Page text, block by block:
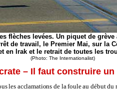
flèches levées. Un piquet de
de travail, le Premier Mai, sur la
en Irak et le retrait de toutes les
(Photo: The Internationalist)
– Il faut construire
les acclamations de la foule au début